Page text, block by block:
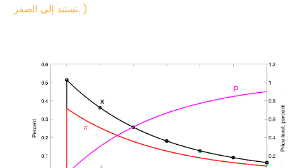
تستند إلى الصفر. )